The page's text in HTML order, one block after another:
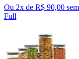
Ou 2x de R$ 90,00
Full